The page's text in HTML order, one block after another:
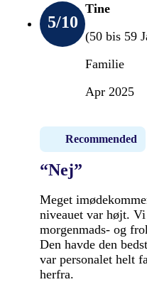
5/10
Tine
(50 bis 59
Familie
Apr 2025
Recommended
“Nej”
Meget
niveauet var højt.
morgenmads- og
Den havde den
var personalet helt
herfra.